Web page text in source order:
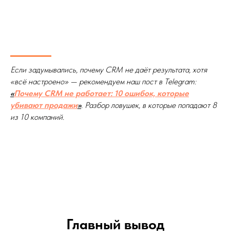
Если задумывались, почему CRM не даёт результата, хотя
«всё настроено» — рекомендуем наш пост в Telegram:
«Почему CRM не работает: 10 ошибок, которые
убивают продажи». Разбор ловушек, в которые попадают 8
из 10 компаний.
Главный вывод